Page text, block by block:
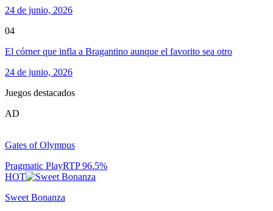
24 de junio, 2026
04
El córner que infla a Bragantino aunque el favorito sea otro
24 de junio, 2026
Juegos destacados
AD
Gates of Olympus
Pragmatic PlayRTP96.5%
HOT
Sweet Bonanza